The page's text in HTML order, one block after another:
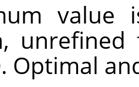
value
unrefined
Optimal